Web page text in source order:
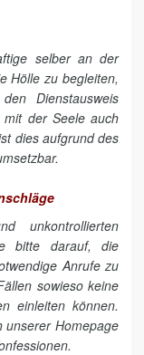
selber an der
Hölle zu begleiten,
Dienstausweis
der Seele auch
dies aufgrund des
unkontrollierten
bitte darauf, die
Anrufe zu
sowieso keine
einleiten können.
unserer Homepage